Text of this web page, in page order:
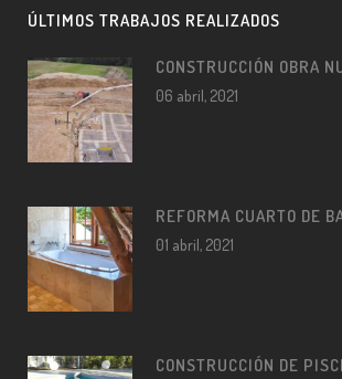
ÚLTIMOS TRABAJOS REALIZADOS
CONSTRUCCIÓN OBRA
06 abril, 2021
REFORMA CUARTO DE
01 abril, 2021
CONSTRUCCIÓN DE